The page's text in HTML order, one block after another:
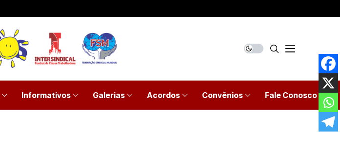
Informativos Galerias Acordos Convênios Fale Conosco